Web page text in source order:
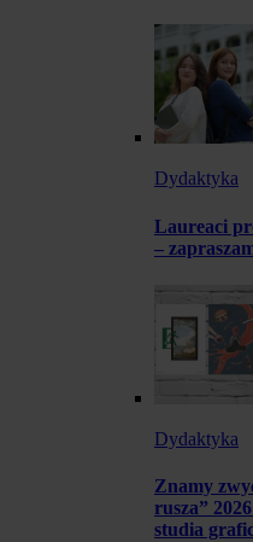
Dydaktyka
Laureaci
–
Dydaktyka
Znamy
rusza”
studia